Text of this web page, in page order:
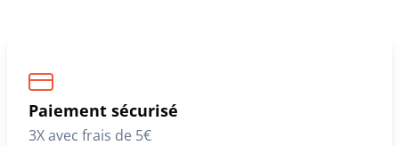
Paiement sécurisé
3X avec frais de 5€